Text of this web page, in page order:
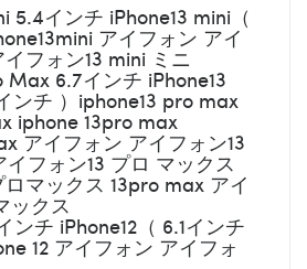
5.4インチ iPhone13 mini（
アイフォン アイ
フォン13 mini ミニ
Max 6.7インチ iPhone13
ンチ ）iphone13 pro max
iphone 13pro max
アイフォン アイフォン13
フォン13 プロ マックス
マックス 13pro max アイ
ックス
ンチ iPhone12（ 6.1インチ
12 アイフォン アイフォ